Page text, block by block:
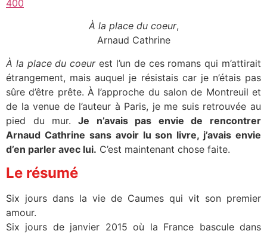
À la place du coeur,
Arnaud Cathrine
À la place du coeurest l’un de ces romans qui m’attirait
étrangement, mais auquel je résistais car je n’étais pas
sûre d’être prête. À l’approche du salon de Montreuil et
de la venue de l’auteur à Paris, je me suis retrouvée au
pied du mur. Je n’avais pas envie de rencontrer
Arnaud Cathrine sans avoir lu son livre, j’avais envie
d’en parler avec lui. C’est maintenant chose faite.
Le résumé
Six jours dans la vie de Caumes qui vit son premier
amour.
Six jours de janvier 2015 où la France bascule dans